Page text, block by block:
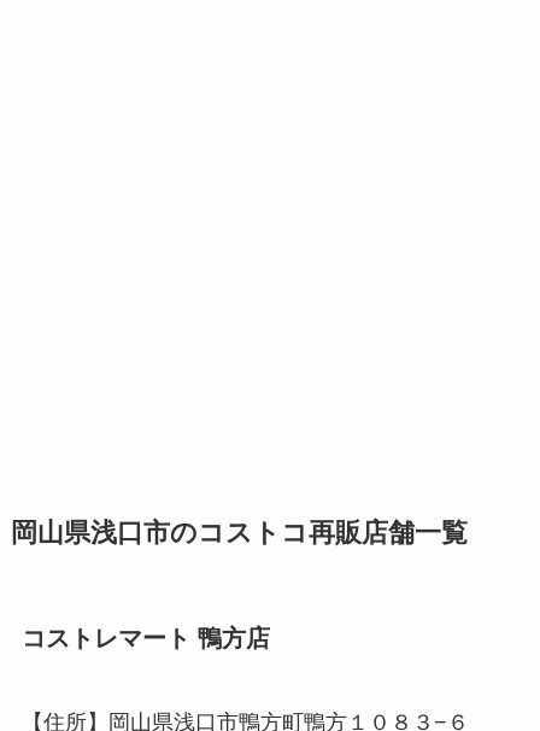
岡山県浅口市のコストコ再販店舗一覧
コストレマート 鴨方店
【住所】岡山県浅口市鴨方町鴨方１０８３−６